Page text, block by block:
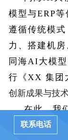
模型与ERP等
遵循传统模
力、搭建机
同海AI大模
行《XX 集团
创新成果与技术
在此，我
网络支持，
联系电话